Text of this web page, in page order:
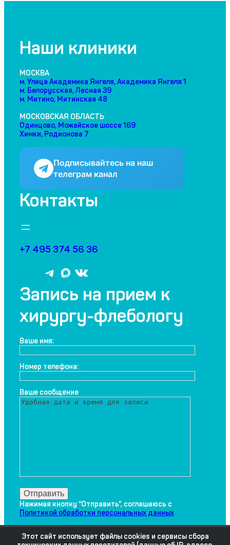
Наши клиники
МОСКВА
м. Улица Академика Янгеля, Академика Янгеля 1
м. Белорусская, Лесная 39
м. Митино, Митинская 48
МОСКОВСКАЯ ОБЛАСТЬ
Одинцово, Можайское шоссе 169
Химки, Родионова 7
Подписывайтесь на наш
телеграм канал
Контакты
+7 495 374 56 36
T
l
e
g
r
m
В
о
т
т
о
т
т
Запись на прием к
хирургу-флебологу
Ваше имя:
Номер телефона:
Ваше сообщение
Нажимая кнопку “Отправить”, соглашаюсь с
Политикой обработки персональных данных
Этот сайт использует файлы cookies и сервисы сбора